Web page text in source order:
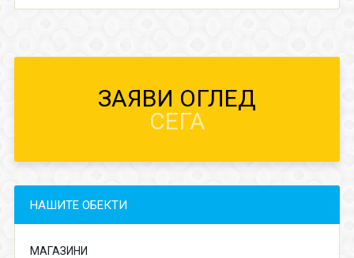
ЗАЯВИ ОГЛЕД
СЕГА
НАШИТЕ ОБЕКТИ
МАГАЗИНИ